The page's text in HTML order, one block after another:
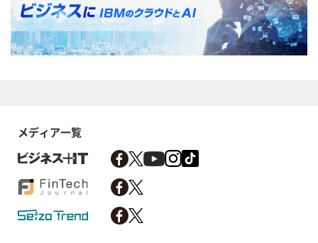
メディア一覧